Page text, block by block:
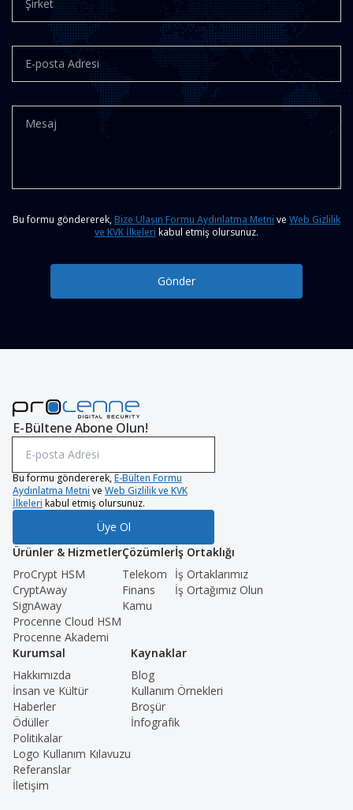
Bu formu göndererek,Bize Ulaşın Formu Aydınlatma Metni ve Web Gizlilik
ve KVK İlkeleri kabul etmiş olursunuz.
Gönder
E-Bültene Abone Olun!
Bu formu göndererek,E-Bülten Formu
Aydınlatma Metni ve Web Gizlilik ve KVK
İlkeleri kabul etmiş olursunuz.
Üye Ol
Ürünler & Hizmetler
ProCrypt HSM
CryptAway
SignAway
Procenne Cloud HSM
Procenne Akademi
Çözümler
Telekom
Finans
Kamu
İş Ortaklığı
İş Ortaklarımız
İş Ortağımız Olun
Kurumsal
Hakkımızda
İnsan ve Kültür
Haberler
Ödüller
Politikalar
Logo Kullanım Kılavuzu
Referanslar
İletişim
Kaynaklar
Blog
Kullanım Örnekleri
Broşür
İnfografik